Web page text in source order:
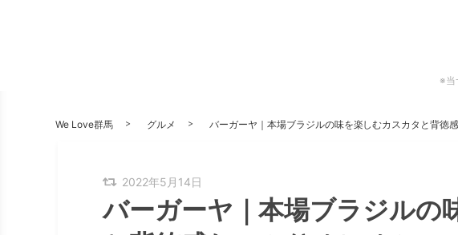
※当
We Love群馬 グルメ バーガーヤ｜本場ブラジルの味を楽しむカスカタと背徳
2022年5月14日
バーガーヤ｜本場ブラジルの